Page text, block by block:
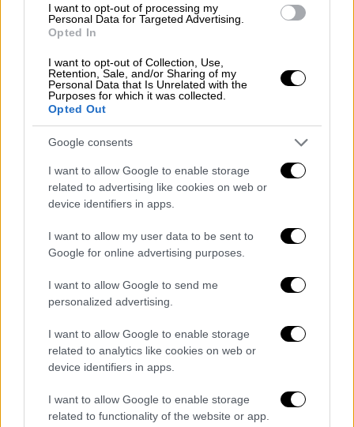
I want to opt-out of processing my
Personal Data for Targeted Advertising.
Opted In
I want to opt-out of Collection, Use,
Retention, Sale, and/or Sharing of my
Personal Data that Is Unrelated with the
Purposes for which it was collected.
Opted Out
Google consents
I want to allow Google to enable storage
related to advertising like cookies on web or
device identifiers in apps.
I want to allow my user data to be sent to
Google for online advertising purposes.
I want to allow Google to send me
personalized advertising.
I want to allow Google to enable storage
related to analytics like cookies on web or
device identifiers in apps.
I want to allow Google to enable storage
related to functionality of the website or app.
Ελλάδα|25.11.2021 16:59
App για τους σεισμούς δημιουργεί το
Γεωδυναμικό Ινστιτούτο - Πώς θα
λειτουργεί
Νέες δυνατότητες πληροφόρησης για τους
σεισμούς φέρνει η εφαρμογή για κινητά που
παρουσίασε το Γεωδυναμικό Ινστιτούτο